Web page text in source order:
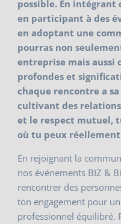
possible. En
en participant à des
en adoptant une
pourras non
entreprise mais aussi
profondes et
chaque rencontre a sa
cultivant des
et le respect mutuel,
où tu peux réellement
En rejoignant la
nos événements BIZ &
rencontrer des
ton engagement pour
professionnel équilibré.